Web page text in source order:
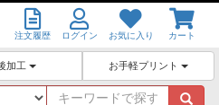
注文履歴 ログイン お気に入り カート
加工 お手軽プリント
キ